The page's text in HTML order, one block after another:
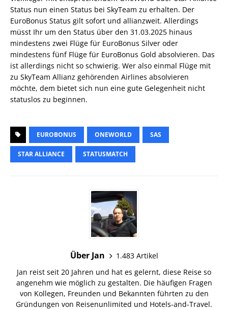
Status nun einen Status bei SkyTeam zu erhalten. Der
EuroBonus Status gilt sofort und allianzweit. Allerdings
müsst Ihr um den Status über den 31.03.2025 hinaus
mindestens zwei Flüge für EuroBonus Silver oder
mindestens fünf Flüge für EuroBonus Gold absolvieren. Das
ist allerdings nicht so schwierig. Wer also einmal Flüge mit
zu SkyTeam Allianz gehörenden Airlines absolvieren
möchte, dem bietet sich nun eine gute Gelegenheit nicht
statuslos zu beginnen.
EUROBONUS ONEWORLD SAS
STAR ALLIANCE STATUSMATCH
Über Jan
1.483 Artikel
Jan reist seit 20 Jahren und hat es gelernt, diese Reise so
angenehm wie möglich zu gestalten. Die häufigen Fragen
von Kollegen, Freunden und Bekannten führten zu den
Gründungen von Reisenunlimited und Hotels-and-Travel.